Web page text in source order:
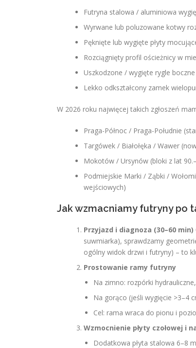
Futryna stalowa / aluminiowa
Wyrwane lub poluzowane kotwy
Pęknięte lub wygięte płyty
Rozciągnięty profil ościeżnicy w
Uszkodzone / wygięte rygle
Lekko odkształcony zamek
W 2026 roku najwięcej takich zgłoszeń
Praga-Północ / Praga-Południe
Targówek / Białołęka / Wawer
Mokotów / Ursynów (bloki z lat
Podmiejskie Marki / Ząbki /
wejściowych)
Jak wzmacniamy futryny po
Przyjazd i diagnoza (30–60 min)
suwmiarka), sprawdzamy
ogólny widok drzwi i futryny) – to
Prostowanie ramy futryny
Na zimno: rozpórki
Na gorąco (jeśli wygięcie >3–4
Cel: rama wraca do pionu i
Wzmocnienie płyty czołowej i
Dodatkowa płyta stalowa 6–8